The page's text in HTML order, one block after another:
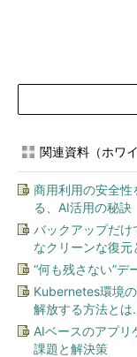
関連資料（ホワ
商用利用の安全性
る、AI活用の秘訣
バックアップだ
なクリーンな復元
“何も残さない”
Kubernetes環境
解放する方法とは
AIベースのアプリ
課題と解決策